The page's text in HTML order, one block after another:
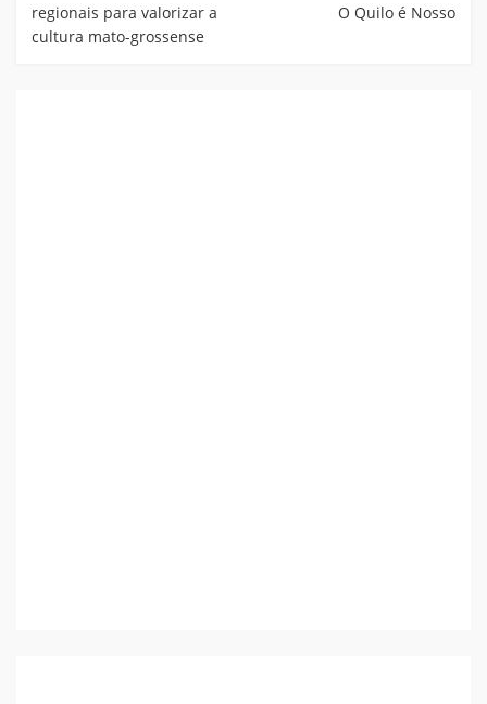
regionais para valorizar a
cultura mato-grossense
O Quilo é Nosso